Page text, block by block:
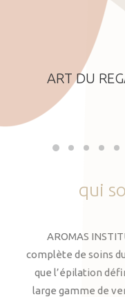
ART DU
qui
AROMAS
complète de soins
que l’épilation
large gamme de